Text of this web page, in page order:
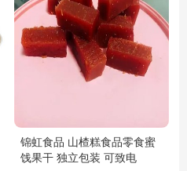
锦虹食品 山楂糕食品零食蜜
饯果干 独立包装 可致电